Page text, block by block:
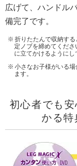
広げて、ハンドル
備完了です。
折りたたんで収納す
定ノブを締めてくだ
に立てかけるようにし
小さなお子様がいる
ます。
初心者でも
かる特